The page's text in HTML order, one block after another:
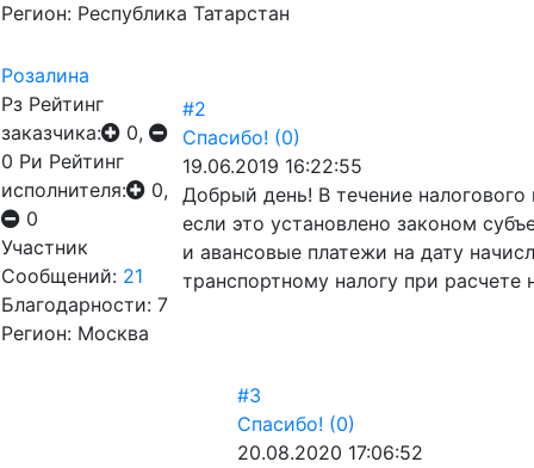
Регион: Республика Татарстан
Розалина
Рз Рейтинг
заказчика:
0,
0 Ри Рейтинг
исполнителя:
0,
0
Участник
Сообщений: 21
Благодарности: 7
Регион: Москва
#2
Спасибо! (0)
19.06.2019 16:22:55
Добрый день! В течение
если это установлено законом
и авансовые платежи на дату
транспортному налогу при расчете
#3
Спасибо! (0)
20.08.2020 17:06:52